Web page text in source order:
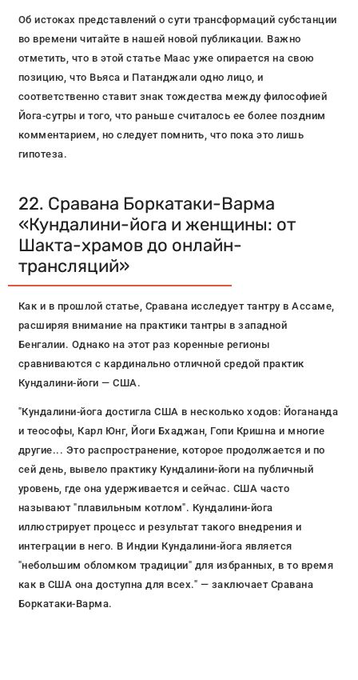
Об истоках представлений о сути трансформаций субстанции
во времени читайте в нашей новой публикации. Важно
отметить, что в этой статье Маас уже опирается на свою
позицию, что Вьяса и Патанджали одно лицо, и
соответственно ставит знак тождества между философией
Йога-сутры и того, что раньше считалось ее более поздним
комментарием, но следует помнить, что пока это лишь
гипотеза.
22. Сравана Боркатаки-Варма
«Кундалини-йога и женщины: от
Шакта-храмов до онлайн-
трансляций»
Как и в прошлой статье, Сравана исследует тантру в Ассаме,
расширяя внимание на практики тантры в западной
Бенгалии. Однако на этот раз коренные регионы
сравниваются с кардинально отличной средой практик
Кундалини-йоги — США.
"Кундалини-йога достигла США в несколько ходов: Йогананда
и теософы, Карл Юнг, Йоги Бхаджан, Гопи Кришна и многие
другие... Это распространение, которое продолжается и по
сей день, вывело практику Кундалини-йоги на публичный
уровень, где она удерживается и сейчас. США часто
называют "плавильным котлом". Кундалини-йога
иллюстрирует процесс и результат такого внедрения и
интеграции в него. В Индии Кундалини-йога является
"небольшим обломком традиции" для избранных, в то время
как в США она доступна для всех." — заключает Сравана
Боркатаки-Варма.